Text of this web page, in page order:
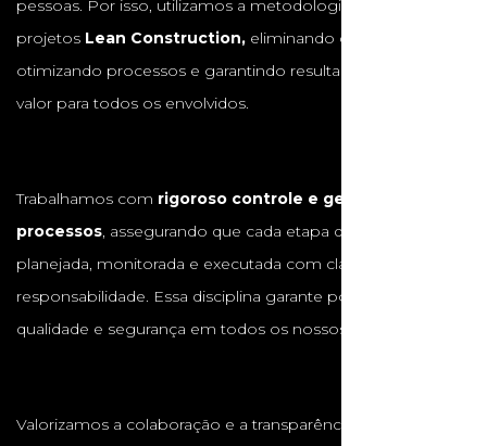
pessoas. Por isso, utilizamos a metodologia de gestão de
projetos Lean Construction, eliminando desperdícios,
otimizando processos e garantindo resultados com maior
valor para todos os envolvidos.
Trabalhamos com rigoroso controle e gestão de
processos, assegurando que cada etapa da obra seja
planejada, monitorada e executada com clareza e
responsabilidade. Essa disciplina garante pontualidade,
qualidade e segurança em todos os nossos projetos.
Valorizamos a colaboração e a transparência em cada